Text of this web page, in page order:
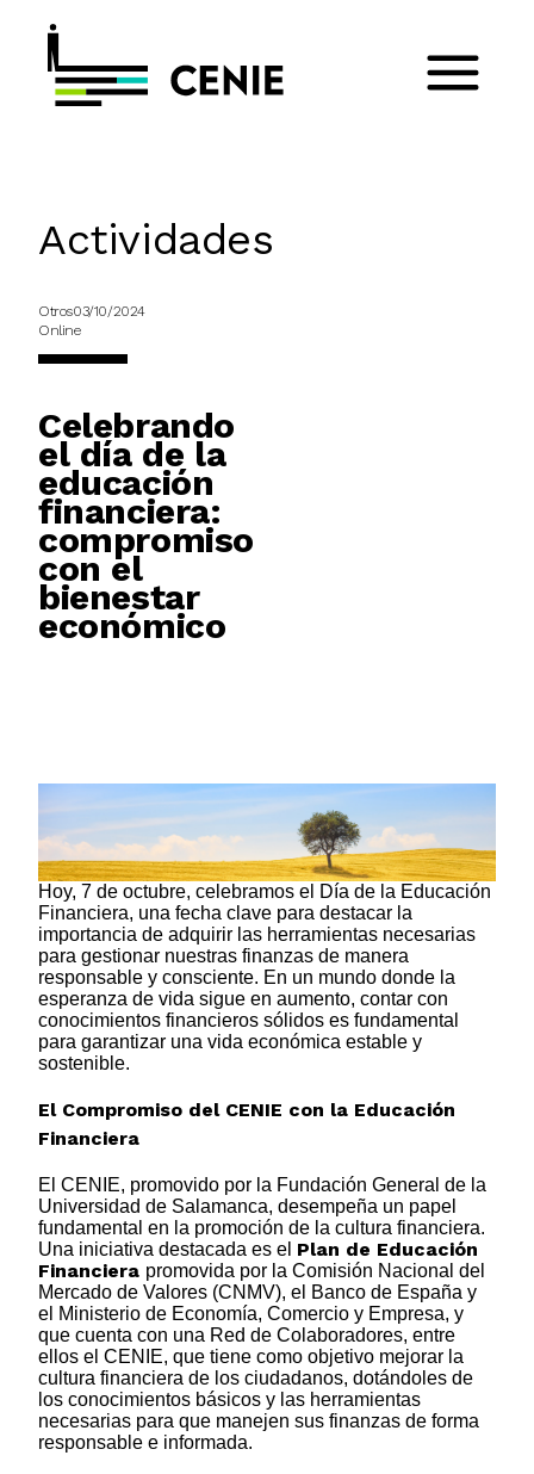
Actividades
Otros03/10/2024
Online
Celebrando
el día de la
educación
financiera:
compromiso
con el
bienestar
económico
Hoy, 7 de octubre, celebramos el Día de la Educación
Financiera, una fecha clave para destacar la
importancia de adquirir las herramientas necesarias
para gestionar nuestras finanzas de manera
responsable y consciente. En un mundo donde la
esperanza de vida sigue en aumento, contar con
conocimientos financieros sólidos es fundamental
para garantizar una vida económica estable y
sostenible.
El Compromiso del CENIE con la Educación
Financiera
El CENIE, promovido por la Fundación General de la
Universidad de Salamanca, desempeña un papel
fundamental en la promoción de la cultura financiera.
Una iniciativa destacada es el Plan de Educación
Financiera promovida por la Comisión Nacional del
Mercado de Valores (CNMV), el Banco de España y
el Ministerio de Economía, Comercio y Empresa, y
que cuenta con una Red de Colaboradores, entre
ellos el CENIE, que tiene como objetivo mejorar la
cultura financiera de los ciudadanos, dotándoles de
los conocimientos básicos y las herramientas
necesarias para que manejen sus finanzas de forma
responsable e informada.